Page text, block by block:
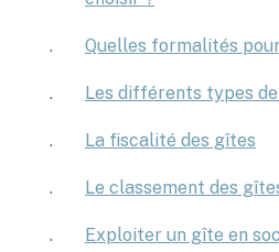
Quelles formalités
Les différents types
La fiscalité des gîtes
Le classement des
Exploiter un gîte en